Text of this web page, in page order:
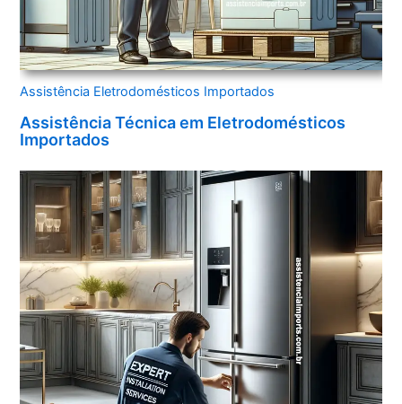
Assistência Eletrodomésticos Importados
Assistência Técnica em Eletrodomésticos
Importados